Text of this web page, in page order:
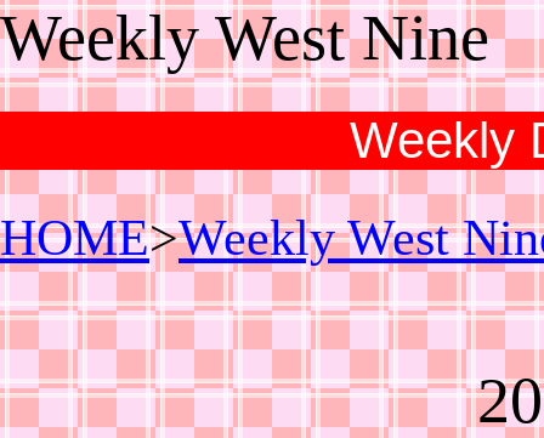
Weekly West Nine
Weekly
HOME>Weekly West